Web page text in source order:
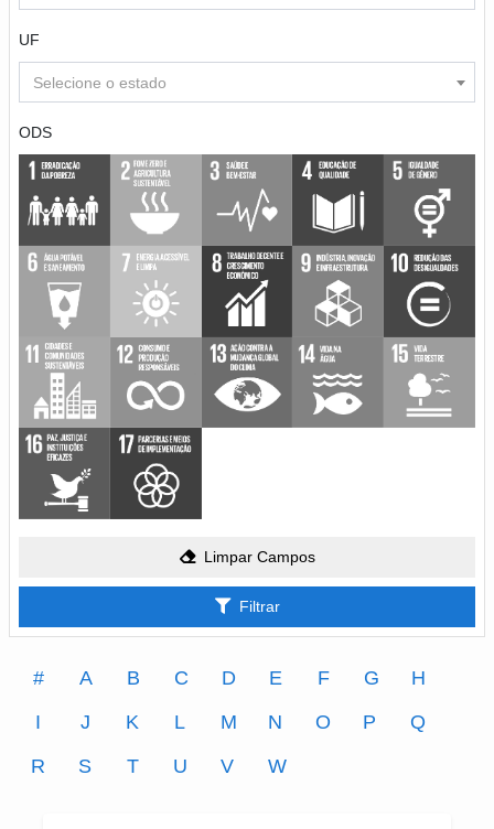
UF
Selecione o estado
ODS
Limpar Campos
Filtrar
# A B C D E F G
H
I
J K L M N O P
Q
R
S T U V W